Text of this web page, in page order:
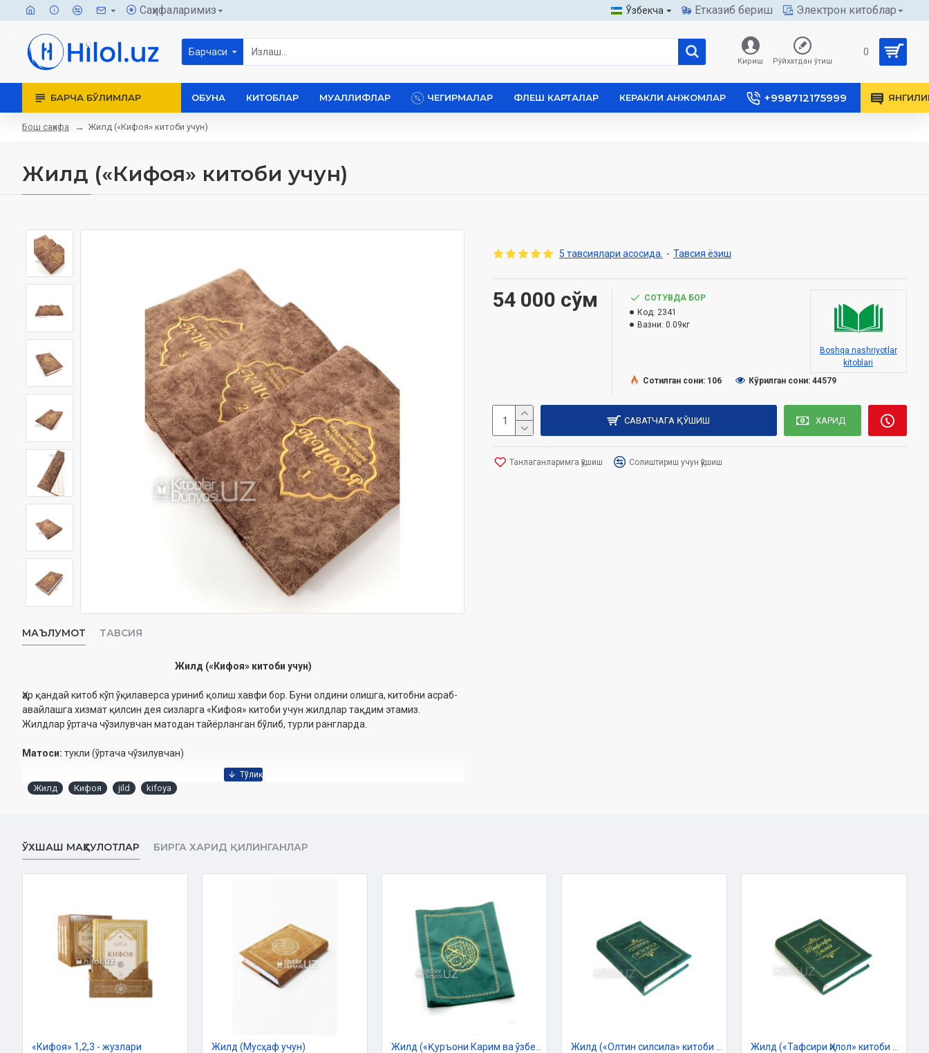
Саҳифаларимиз Ўзбекча Етказиб бериш Электрон китоблар
Барчаси
Кириш Рўйхатдан ўтиш
0
БАРЧА БЎЛИМЛАР ОБУНА КИТОБЛАР МУАЛЛИФЛАР ЧЕГИРМАЛАР ФЛЕШ КАРТАЛАР КЕРАКЛИ АНЖОМЛАР +998712175999
Бош саҳифа Жилд («Кифоя» китоби учун)
Жилд («Кифоя» китоби учун)
МАЪЛУМОТ ТАВСИЯ
Жилд («Кифоя» китоби учун)
Ҳар қандай китоб кўп ўқилаверса уриниб қолиш хавфи бор. Буни олдини олишга, китобни асраб-
авайлашга хизмат қилсин дея сизларга «Кифоя» китоби учун жилдлар тақдим этамиз.
Жилдлар ўртача чўзилувчан матодан тайёрланган бўлиб, турли рангларда.
Матоси: тукли (ўртача чўзилувчан)
5 тавсиялари асосида. - Тавсия ёзиш
54 000 сўм
СОТУВДА БОР
Код: 2341
Вазни: 0.09кг
Boshqa nashriyotlar
kitoblari
Сотилган сони: 106
Кўрилган сони: 44579
САВАТЧАГА ҚЎШИШ ХАРИД
Танлаганларимга қўшиш Солиштириш учун қўшиш
Жилд Кифоя jild kifoya
ЎХШАШ МАҲСУЛОТЛАР БИРГА ХАРИД ҚИЛИНГАНЛАР
«Кифоя» 1,2,3 - жузлари Жилд (Мусҳаф учун)